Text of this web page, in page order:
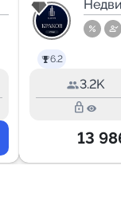
6.2
3.2K
lock_outline
13